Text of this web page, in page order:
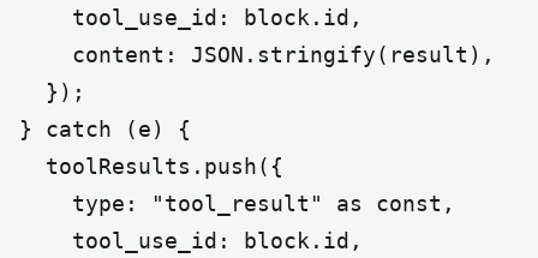
    tool_use_id: block.id,
    content: JSON.stringify(result),
  });
} catch (e) {
  toolResults.push({
    type: "tool_result" as const,
    tool_use_id: block.id,